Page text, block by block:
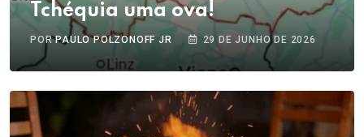
Tchéquia uma ova!
PORPAULO POLZONOFF JR 29 DE JUNHO DE 2026